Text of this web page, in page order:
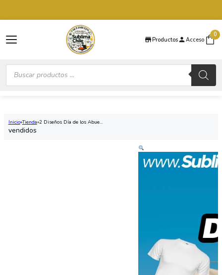
Productos Acceso
0
Búsqueda
productos
Inicio Tienda 2 Diseños Día de los Abue...
vendidos